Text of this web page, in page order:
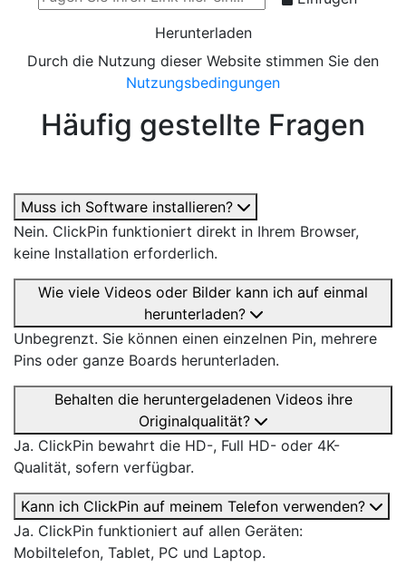
Herunterladen
Durch die Nutzung dieser Website stimmen Sie den
Nutzungsbedingungen
Häufig gestellte Fragen
Muss ich Software installieren?
Nein. ClickPin funktioniert direkt in Ihrem Browser,
keine Installation erforderlich.
Wie viele Videos oder Bilder kann ich auf einmal
herunterladen?
Unbegrenzt. Sie können einen einzelnen Pin, mehrere
Pins oder ganze Boards herunterladen.
Behalten die heruntergeladenen Videos ihre
Originalqualität?
Ja. ClickPin bewahrt die HD-, Full HD- oder 4K-
Qualität, sofern verfügbar.
Kann ich ClickPin auf meinem Telefon verwenden?
Ja. ClickPin funktioniert auf allen Geräten:
Mobiltelefon, Tablet, PC und Laptop.